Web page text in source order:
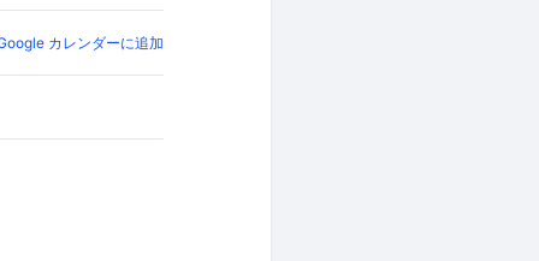
カレンダーに追加